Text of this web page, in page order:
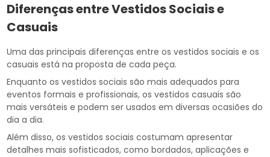
Diferenças entre Vestidos Sociais e
Casuais
Uma das principais diferenças entre os vestidos sociais e os
casuais está na proposta de cada peça.
Enquanto os vestidos sociais são mais adequados para
eventos formais e profissionais, os vestidos casuais são
mais versáteis e podem ser usados em diversas ocasiões do
dia a dia.
Além disso, os vestidos sociais costumam apresentar
detalhes mais sofisticados, como bordados, aplicações e